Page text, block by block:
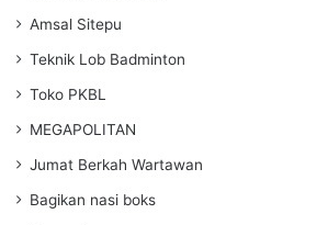
Amsal Sitepu
Teknik Lob Badminton
Toko PKBL
MEGAPOLITAN
Jumat Berkah Wartawan
Bagikan nasi boks